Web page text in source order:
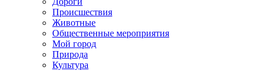
Происшествия
Животные
Общественные мероприятия
Мой город
Природа
Культура